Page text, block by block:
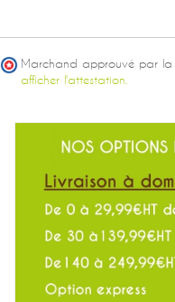
Marchand approuvé par la
afficher l'attestation.